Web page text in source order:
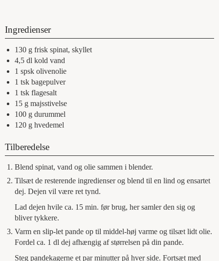
Ingredienser
130 g frisk spinat, skyllet
4,5 dl kold vand
1 spsk olivenolie
1 tsk bagepulver
1 tsk flagesalt
15 g majsstivelse
100 g durummel
120 g hvedemel
Tilberedelse
Blend spinat, vand og olie sammen i blender.
Tilsæt de resterende ingredienser og blend til en lind og ensartet
dej. Dejen vil være ret tynd.
Lad dejen hvile ca. 15 min. før brug, her samler den sig og
bliver tykkere.
Varm en slip-let pande op til middel-høj varme og tilsæt lidt olie.
Fordel ca. 1 dl dej afhængig af størrelsen på din pande.
Steg pandekagerne et par minutter på hver side. Fortsæt med